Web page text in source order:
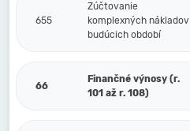
655
Zúčtovanie
komplexných nákladov
budúcich období
66
Finančné výnosy (r.
101 až r. 108)